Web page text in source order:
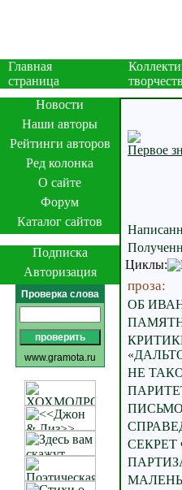
Главная
страница
Новости
Наши авторы
Рейтинги авторов
Ред колонка
О сайте
Форум
Каталог сайтов
Подписка
Авторизация
Проверка слова
www.gramota.ru
Первое
Циклы:
проза:
ОБ
НЕ
ПИСЬМО